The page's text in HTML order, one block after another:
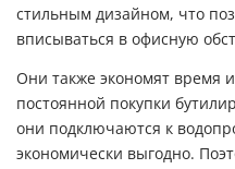
стильным дизайном, что
вписываться в офисную
Они также экономят время
постоянной покупки
они подключаются к
экономически выгодно.